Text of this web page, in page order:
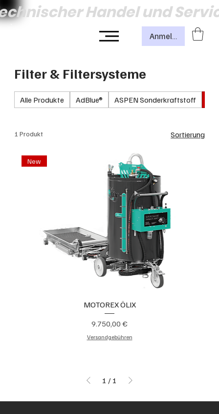
Handel und
Anmelden
Filter & Filtersysteme
Alle Produkte AdBlue® ASPEN Sonderkraftstoff
1 Produkt Sortierung
New
MOTOREX ÖLIX
Preis
9.750,00 €
Versandgebühren
1 / 1